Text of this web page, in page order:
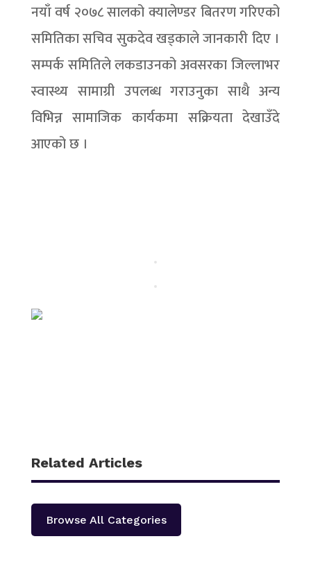
नयाँ वर्ष २०७८ सालको क्यालेण्डर बितरण गरिएको
समितिका सचिव सुकदेव खड्काले जानकारी दिए ।
सम्पर्क समितिले लकडाउनको अवसरका जिल्लाभर
स्वास्थ्य सामाग्री उपलब्ध गराउनुका साथै अन्य
विभिन्न सामाजिक कार्यकमा सक्रियता देखाउँदे
आएको छ ।
Related Articles
Browse All Categories